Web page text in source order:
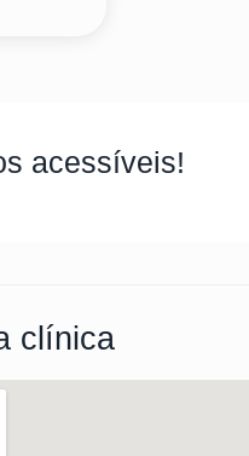
acessíveis!
clínica